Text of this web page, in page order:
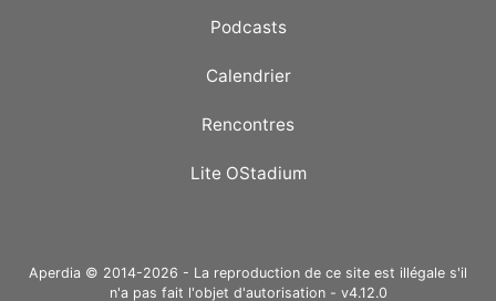
Podcasts
Calendrier
Rencontres
Lite OStadium
Aperdia © 2014-2026 - La reproduction de ce site est illégale s'il
n'a pas fait l'objet d'autorisation - v4.12.0